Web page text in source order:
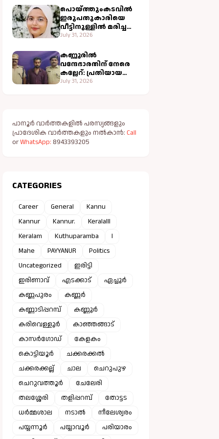
ചികിത്സ വിജയകരം
പൊയ്ത്തുംകടവിൽ
ഇരുപതുകാരിയെ
വീട്ടിനുള്ളിൽ മരിച്ച
നിലയിൽ കണ്ടെത്തി;
അന്വേഷണം
ആരംഭിച്ചു
July 31, 2026
കണ്ണൂരിൽ
വന്ദേഭാരതിന് നേരെ
കല്ലേറ്: പ്രതിയായ
യുവാവ് അറസ്റ്റിൽ
July 31, 2026
പാനൂർ വാർത്തകളിൽ പരസ്യങ്ങളും
പ്രാദേശിക വാർത്തകളും നൽകാൻ: Call
orWhatsApp: 8943393205
CATEGORIES
Career General
Kannu
Kannur
Kannur.
Keralalll
Keralam
Kuthuparamba
l
Mahe
PAYYANUR
Politics
Uncategorized
ഇരിട്ടി
ഇരിണാവ്
എടക്കാട്
ഏച്ചൂർ
കണ്ണപുരം
കണ്ണർ
കണ്ണാടിപ്പറമ്പ്
കണ്ണൂർ
കരിവെള്ളൂർ
കാഞ്ഞങ്ങാട്
കാസർഗോഡ്
കേളകം
കൊട്ടിയൂർ
ചക്കരക്കൽ
ചക്കരക്കല്ല്
ചാല
ചെറുപുഴ
ചെറുവത്തൂർ
ചേലേരി
തലശ്ശേരി
തളിപ്പറമ്പ്
തോട്ടട
ധർമ്മശാല
നടാൽ
നീലേശ്വരം
പയ്യന്നൂർ
പയ്യാവൂർ
പരിയാരം